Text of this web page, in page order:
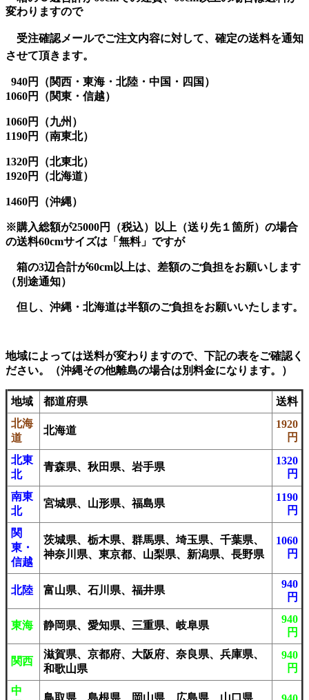
変わりますので
受注確認メールでご注文内容に対して、確定の送料を通知
させて頂きます。
940円（関西 ・東海・北陸・ 中国・四国 ）
1060円（関東・ 信越）
1060円 （九州 ）
1190円 （南東北）
1320円
（北東北）
1920円 （北海道）
1460円（沖縄）
※購入総額が25000円（税込）以上（送り先１箇所）の場合
の送料60cmサイズは「無料」ですが
箱の3辺合計が60cm以上は、差額のご負担をお願いします
（別途通知）
但し、沖縄・北海道は半額のご負担をお願いいたします。
地域によっては送料が変わりますので、下記の表をご確認く
ださい。（沖縄その他離島の場合は別料金になります。）
地域 都道府県
送料
北海
道
北海道
1920
円
北東
北
青森県、秋田県、岩手県
1320
円
南東
北
宮城県、山形県、福島県
1190
円
関
東・
信越
茨城県、栃木県、群馬県、埼玉県、千葉県、
神奈川県、東京都、山梨県、新潟県、長野県
1060
円
北陸 富山県、石川県、福井県
940
円
東海 静岡県、愛知県、三重県、岐阜県
940
円
関西
滋賀県、京都府、大阪府、奈良県、兵庫県、
和歌山県
940
円
中
鳥取県、島根県、岡山県、広島県、山口県、